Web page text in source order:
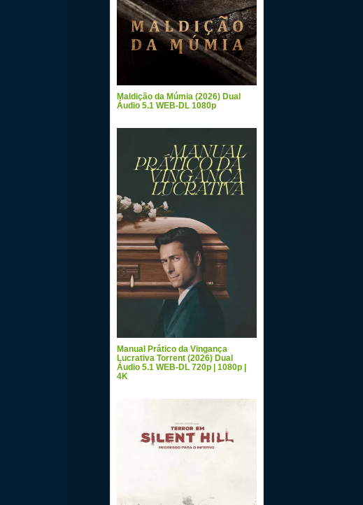
Maldição da Múmia (2026) Dual
Áudio 5.1 WEB-DL 1080p
Manual Prático da Vingança
Lucrativa Torrent (2026) Dual
Áudio 5.1 WEB-DL 720p | 1080p |
4K